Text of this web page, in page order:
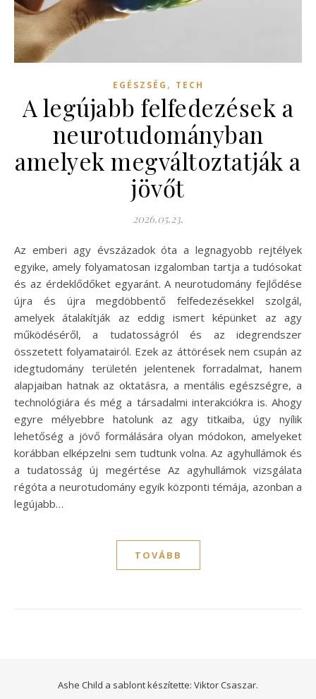
EGÉSZSÉG , TECH
A legújabb felfedezések a
neurotudományban
amelyek megváltoztatják a
jövőt
2026.05.23.
Az emberi agy évszázadok óta a legnagyobb rejtélyek
egyike, amely folyamatosan izgalomban tartja a tudósokat
és az érdeklődőket egyaránt. A neurotudomány fejlődése
újra és újra megdöbbentő felfedezésekkel szolgál,
amelyek átalakítják az eddig ismert képünket az agy
működéséről, a tudatosságról és az idegrendszer
összetett folyamatairól. Ezek az áttörések nem csupán az
idegtudomány területén jelentenek forradalmat, hanem
alapjaiban hatnak az oktatásra, a mentális egészségre, a
technológiára és még a társadalmi interakciókra is. Ahogy
egyre mélyebbre hatolunk az agy titkaiba, úgy nyílik
lehetőség a jövő formálására olyan módokon, amelyeket
korábban elképzelni sem tudtunk volna. Az agyhullámok és
a tudatosság új megértése Az agyhullámok vizsgálata
régóta a neurotudomány egyik központi témája, azonban a
legújabb…
TOVÁBB
Ashe Child a sablont készítette: Viktor Csaszar.